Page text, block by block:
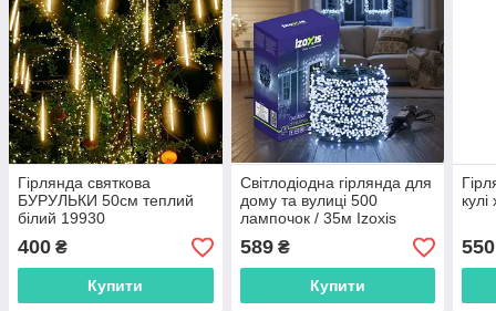
Гірлянда святкова
БУРУЛЬКИ 50см теплий
білий 19930
400 ₴
Купити
Світлодіодна гірлянда для
дому та вулиці 500
лампочок / 35м Izoxis
24899 біле холодне світло
589₴
Купити
550